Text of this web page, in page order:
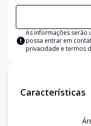
As informações serão
possa entrar em
privacidade e termos
Características